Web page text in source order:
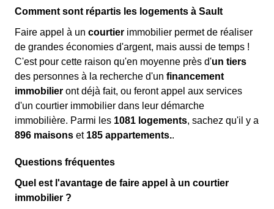
Comment sont répartis les logements à Sault
Faire appel à un courtier immobilier permet de réaliser
de grandes économies d'argent, mais aussi de temps !
C'est pour cette raison qu'en moyenne près d'un tiers
des personnes à la recherche d'un financement
immobilier ont déjà fait, ou feront appel aux services
d'un courtier immobilier dans leur démarche
immobilière. Parmi les 1081 logements, sachez qu'il y a
896 maisons et 185 appartements..
Questions fréquentes
Quel est l'avantage de faire appel à un courtier
immobilier ?